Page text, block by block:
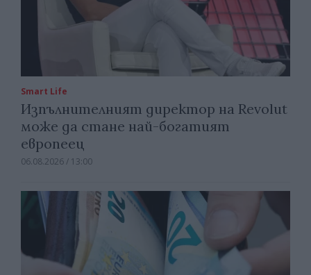
Smart Life
Изпълнителният директор на Revolut
може да стане най-богатият
европеец
06.08.2026 / 13:00